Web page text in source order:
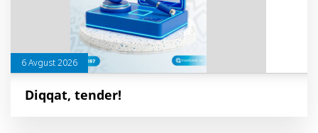
6 Avgust 2026
Diqqat, tender!